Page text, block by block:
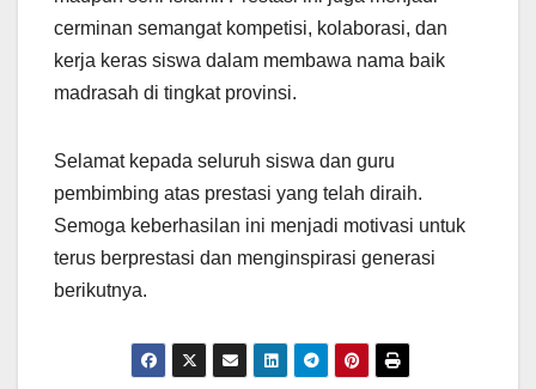
cerminan semangat kompetisi, kolaborasi, dan
kerja keras siswa dalam membawa nama baik
madrasah di tingkat provinsi.
Selamat kepada seluruh siswa dan guru
pembimbing atas prestasi yang telah diraih.
Semoga keberhasilan ini menjadi motivasi untuk
terus berprestasi dan menginspirasi generasi
berikutnya.